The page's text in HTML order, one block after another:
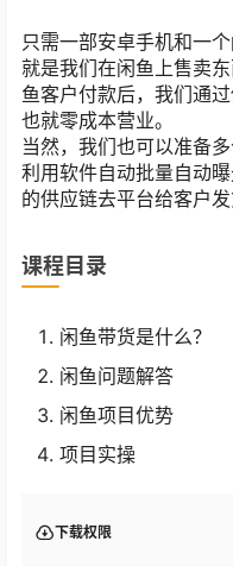
只需一部安卓手机和一
就是我们在闲鱼上售卖
鱼客户付款后，我们通
也就零成本营业。
当然，我们也可以准备
利用软件自动批量自动
的供应链去平台给客户发
课程目录
闲鱼带货是什么？
闲鱼问题解答
闲鱼项目优势
项目实操
下载权限